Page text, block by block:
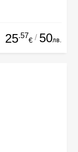
25.57
€ / 50лв.